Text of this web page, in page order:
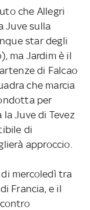
che Allegri
Juve sulla
star degli
ma Jardim è il
di Falcao
che marcia
per
Juve di Tevez
di
approccio.
mercoledì tra
Francia, e il